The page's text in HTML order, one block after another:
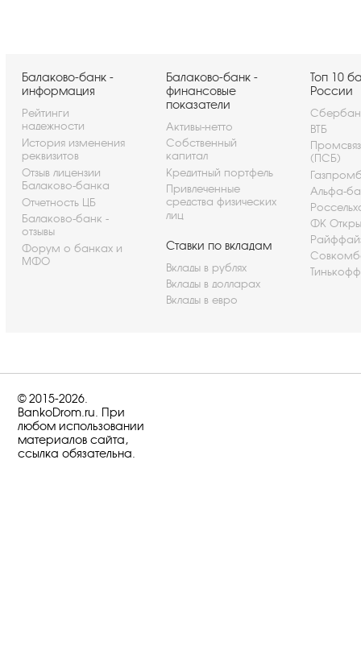
Балаково-банк -
информация
Рейтинги
надежности
История изменения
реквизитов
Отзыв лицензии
Балаково-банка
Отчетность ЦБ
Балаково-банк -
отзывы
Форум о банках и
МФО
Балаково-банк -
финансовые
показатели
Активы-нетто
Собственный
капитал
Кредитный портфель
Привлеченные
средства физических
лиц
Ставки по вкладам
Вклады в рублях
Вклады в долларах
Вклады в евро
Топ 10
России
ВТБ
(ПСБ)
Альфа-
ФК
© 2015-2026.
BankoDrom.ru. При
любом использовании
материалов сайта,
ссылка обязательна.